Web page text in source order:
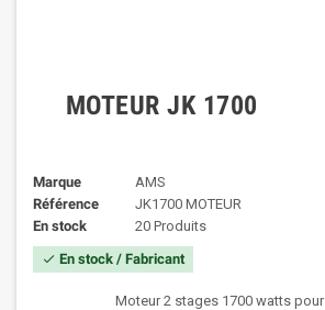
MOTEUR JK 1700
Marque
AMS
Référence
JK1700 MOTEUR
En stock
20 Produits
check En stock / Fabricant
Moteur 2 stages 1700 watts